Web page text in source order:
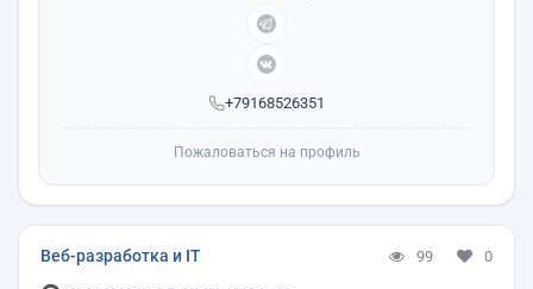
+79168526351
Пожаловаться на профиль
Веб-разработка и IT 99 0